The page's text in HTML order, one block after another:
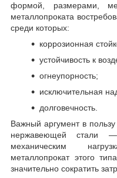
формой, размерами,
металлопроката
среди которых:
коррозионная
устойчивость к
огнеупорность;
исключительная
долговечность.
Важный аргумент в пользу
нержавеющей стали
механическим
металлопрокат этого
значительно сократить